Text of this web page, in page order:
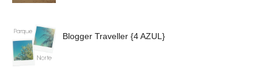
Blogger Traveller {4 AZUL}